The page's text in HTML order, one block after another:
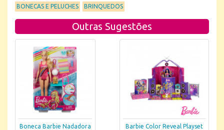
BONECAS E PELUCHES BRINQUEDOS
Outras Sugestões
Boneca Barbie Nadadora Barbie Color Reveal Playset